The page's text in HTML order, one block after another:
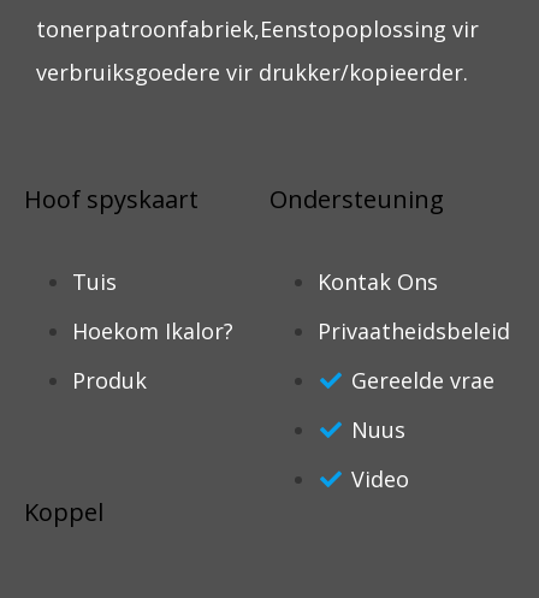
tonerpatroonfabriek,Eenstopoplossing vir
verbruiksgoedere vir drukker/kopieerder.
Hoof spyskaart
Tuis
Hoekom Ikalor?
Produk
Ondersteuning
Kontak Ons
Privaatheidsbeleid
Gereelde vrae
Nuus
Video
Koppel